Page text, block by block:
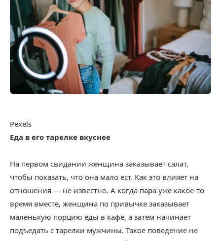
Pexels
Еда в его тарелке вкуснее
На первом свидании женщина заказывает салат,
чтобы показать, что она мало ест. Как это влияет на
отношения — не известно. А когда пара уже какое-то
время вместе, женщина по привычке заказывает
маленькую порцию еды в кафе, а затем начинает
подъедать с тарелки мужчины. Такое поведение не